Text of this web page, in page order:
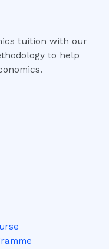
tuition with our
to help